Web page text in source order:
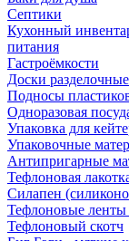
Септики
Кухонный
питания
Гастроёмкости
Доски
Подносы
Одноразовая
Упаковка для
Упаковочные
Антипригарные
Тефлоновая
Силапен
Тефлоновые ленты
Тефлоновый скотч